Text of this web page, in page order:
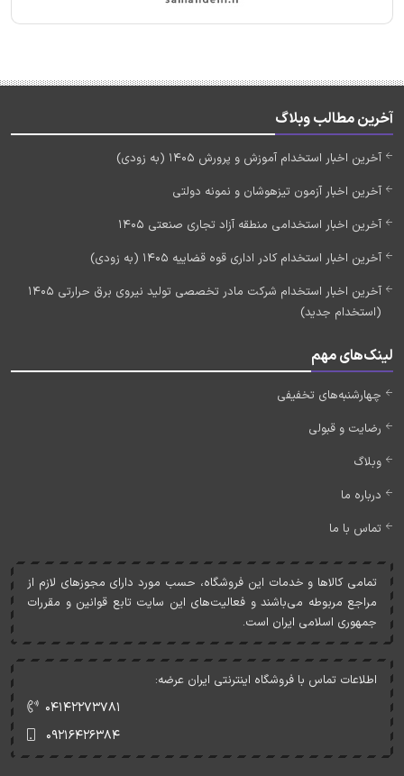
آخرین مطالب وبلاگ
آخرین اخبار استخدام آموزش و پرورش 1405 (به زودی)
آخرین اخبار آزمون تیزهوشان و نمونه دولتی
آخرین اخبار استخدامی منطقه آزاد تجاری صنعتی 1405
آخرین اخبار استخدام کادر اداری قوه قضاییه 1405 (به زودی)
آخرین اخبار استخدام شرکت مادر تخصصی تولید نیروی برق حرارتی 1405
(استخدام جدید)
لینک‌های مهم
چهارشنبه‌های تخفیفی
رضایت و قبولی
وبلاگ
درباره ما
تماس با ما
تمامی کالاها و خدمات اين فروشگاه، حسب مورد دارای مجوزهای لازم از
مراجع مربوطه می‌باشند و فعاليت‌های اين سايت تابع قوانين و مقررات
جمهوری اسلامی ايران است.
اطلاعات تماس با فروشگاه اینترنتی ایران عرضه:
۰۴۱۴۲۲۷۳۷۸۱
۰۹۲۱۶۴۲۶۳۸۴